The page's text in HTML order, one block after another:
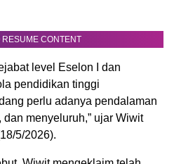
CONTENT
level Eselon I dan
pendidikan tinggi
perlu adanya pendalaman
menyeluruh,” ujar Wiwit
5/2026).